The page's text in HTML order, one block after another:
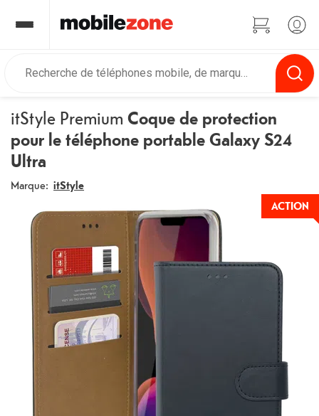
itStyle Premium Coque de protection
pour le téléphone portable Galaxy S24
Ultra
Marque: itStyle
ACTION